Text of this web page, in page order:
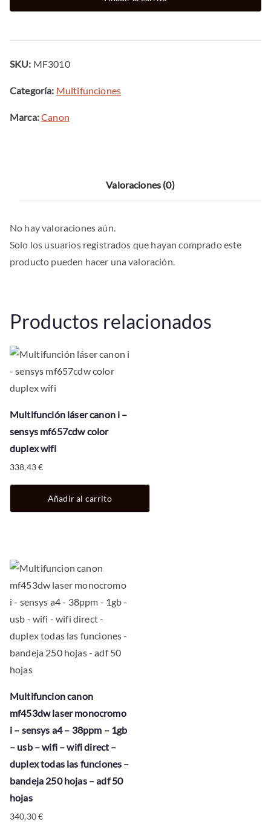
18ppm
-
mb
cantidad
SKU: MF3010
Categoría: Multifunciones
Marca:Canon
Valoraciones (0)
No hay valoraciones aún.
Solo los usuarios registrados que hayan comprado este
producto pueden hacer una valoración.
Productos relacionados
Multifunción láser canon i –
sensys mf657cdw color
duplex wifi
338,43€
Añadir al carrito
Multifuncion canon
mf453dw laser monocromo
i – sensys a4 – 38ppm – 1gb
– usb – wifi – wifi direct –
duplex todas las funciones –
bandeja 250 hojas – adf 50
hojas
340,30€